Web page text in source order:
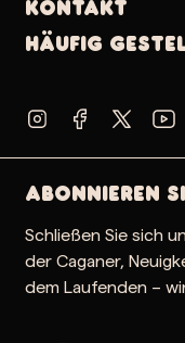
Kontakt
Häufig
Abonnieren
Schließen Sie sich
der Caganer,
dem Laufenden –